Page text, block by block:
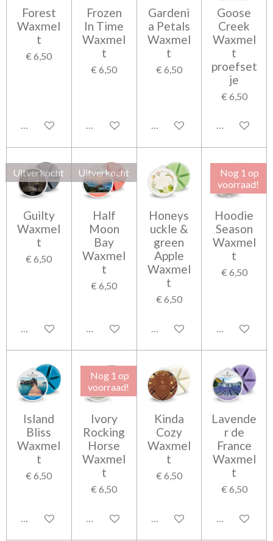
Forest
Waxmel
t
€ 6,50
Houd mij op de hoogte
Frozen
In Time
Waxmel
t
€ 6,50
In winkelwagen
Gardeni
a Petals
Waxmel
t
€ 6,50
Houd mij op de hoogte
Goose
Creek
Waxmel
t
proefset
je
€ 6,50
In
Uitverkocht
Guilty
Waxmel
t
€ 6,50
Houd mij op de hoogte
Uitverkocht
Half
Moon
Bay
Waxmel
t
€ 6,50
Houd mij op de hoogte
Honeys
uckle &
green
Apple
Waxmel
t
€ 6,50
In winkelwagen
Nog 1 op
voorraad!
Hoodie
Season
Waxmel
t
€ 6,50
In
Island
Bliss
Waxmel
t
€ 6,50
In winkelwagen
Nog 1 op
voorraad!
Ivory
Rocking
Horse
Waxmel
t
€ 6,50
Houd mij op de hoogte
Kinda
Cozy
Waxmel
t
€ 6,50
In winkelwagen
Lavende
r de
France
Waxmel
t
€ 6,50
In